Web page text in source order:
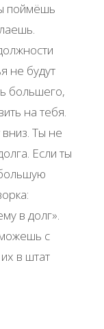
поймёшь
не будут
большего,
на тебя.
Ты не
Если ты
в долг».
с
в штат